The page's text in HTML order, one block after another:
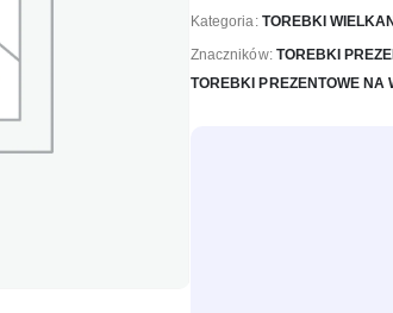
Kategoria: TOREBKI
Znaczników: TOREBKI
TOREBKI PREZENTOWE NA